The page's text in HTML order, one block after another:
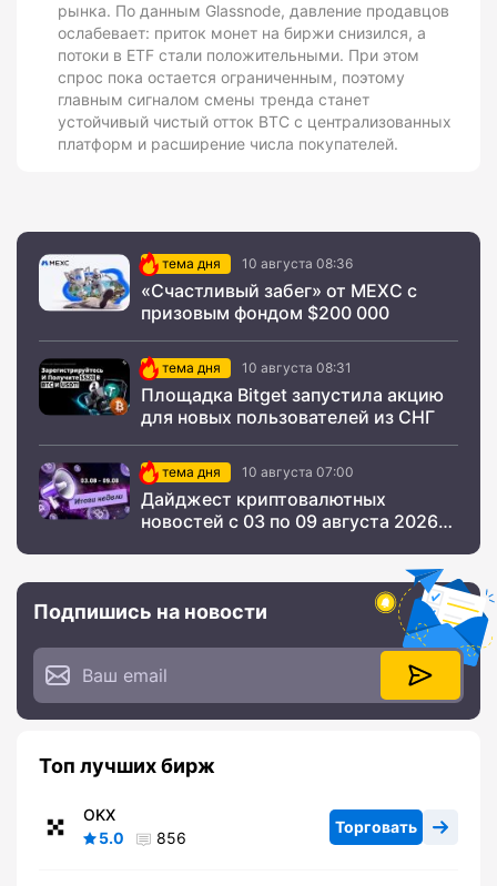
рынка. По данным Glassnode, давление продавцов
ослабевает: приток монет на биржи снизился, а
потоки в ETF стали положительными. При этом
спрос пока остается ограниченным, поэтому
главным сигналом смены тренда станет
устойчивый чистый отток BTC с централизованных
платформ и расширение числа покупателей.
тема дня 10 августа 08:36
«Счастливый забег» от MEXC с
призовым фондом $200 000
тема дня 10 августа 08:31
Площадка Bitget запустила акцию
для новых пользователей из СНГ
тема дня 10 августа 07:00
Дайджест криптовалютных
новостей с 03 по 09 августа 2026
Подпишись на новости
Топ лучших бирж
OKX
5.0
856
Торговать